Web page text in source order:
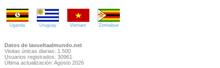
Uganda Uruguay Vietnam Zimbabue
Datos de lavueltaalmundo.net
Visitas únicas diarias: 1.500
Usuarios registrados: 30961
Última actualización: Agosto 2026